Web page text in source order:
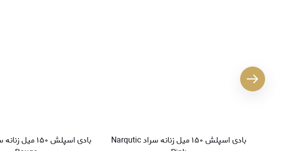
بادی اسپلش ۱۵۰ میل زنانه سراد Narqutic